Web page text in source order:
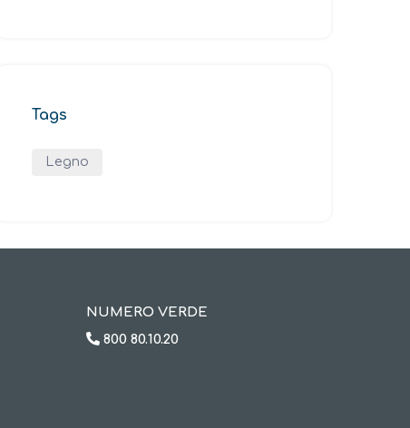
Tags
Legno
NUMERO VERDE
800 80.10.20